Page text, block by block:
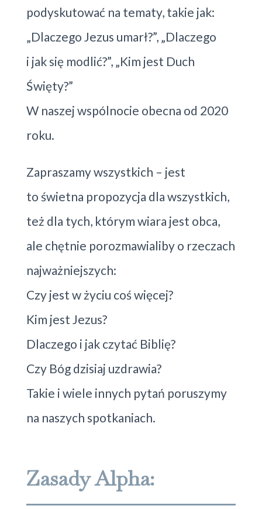
podyskutować na tematy, takie jak:
„Dlaczego Jezus umarł?”, „Dlaczego
i jak się modlić?”, „Kim jest Duch
Święty?”
W naszej wspólnocie obecna od 2020
roku.
Zapraszamy wszystkich – jest
to świetna propozycja dla wszystkich,
też dla tych, którym wiara jest obca,
ale chętnie porozmawialiby o rzeczach
najważniejszych:
Czy jest w życiu coś więcej?
Kim jest Jezus?
Dlaczego i jak czytać Biblię?
Czy Bóg dzisiaj uzdrawia?
Takie i wiele innych pytań poruszymy
na naszych spotkaniach.
Zasady Alpha: